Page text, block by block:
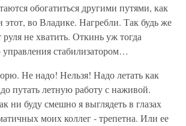
обогатиться другими путями, как
этот, во Владике. Нагребли. Так будь же
не хватить. Откинь уж тогда
стабилизатором…
Не надо! Нельзя! Надо летать как
путать летную работу с наживой.
ни буду смешно я выглядеть в глазах
моих коллег - трепетна. Или ее